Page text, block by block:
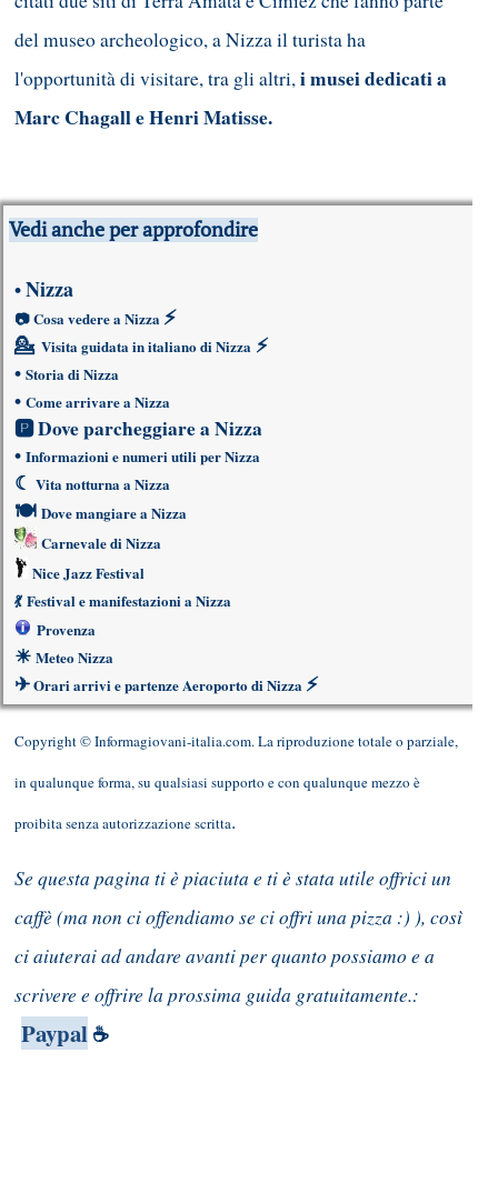
del museo archeologico, a Nizza il turista ha
l'opportunità di visitare, tra gli altri,i musei dedicati a
Marc Chagall e Henri Matisse.
Vedi anche per approfondire
•Nizza
📷 Cosa vedere a Nizza ⚡
💁 Visita guidata in italiano di Nizza ⚡
• Storia di Nizza
• Come arrivare a Nizza
🅿Dove parcheggiare a Nizza
• Informazioni e numeri utili per Nizza
☾ Vita notturna a Nizza
🍽 Dove mangiare a Nizza
Carnevale di Nizza
Nice Jazz Festival
💃 Festival e manifestazioni a Nizza
Provenza
☀ Meteo Nizza
✈Orari arrivi e partenze Aeroporto di Nizza ⚡
Copyright © Informagiovani-italia.com. La riproduzione totale o parziale,
in qualunque forma, su qualsiasi supporto e con qualunque mezzo è
proibita senza autorizzazione scritta.
Se questa pagina ti è piaciuta e ti è stata utile offrici un
caffè (ma non ci offendiamo se ci offri una pizza :) ), così
ci aiuterai ad andare avanti per quanto possiamo e a
scrivere e offrire la prossima guida gratuitamente.:
Paypal ☕